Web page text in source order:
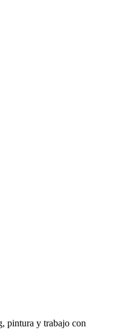
pintura y trabajo con